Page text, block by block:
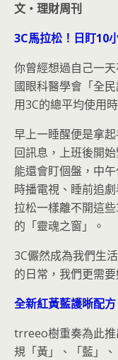
文‧理財周刊
3C馬拉松！日盯10
你曾經想過自己一
國眼科醫學會「全
用3C的總平均使用
早上一睡醒便是拿
回訊息，上班後開
能還會盯個盤，中
時播電視、睡前追
拉松一樣離不開這
的「靈魂之窗」。
3C儼然成為我們生
的日常，我們更需
全新紅黃藍護晰配
trreeo樹重奏為此推
規「黃」、「藍」